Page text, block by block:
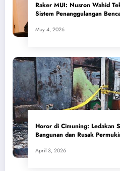
​Raker MUI: Nusron Wahid
Sistem Penanggulangan
May 4, 2026
Horor di Cimuning: Ledakan
Bangunan dan Rusak
April 3, 2026